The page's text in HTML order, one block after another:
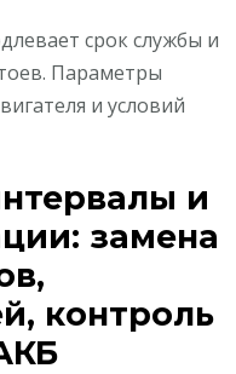
срок службы и
Параметры
и условий
и
замена
контроль